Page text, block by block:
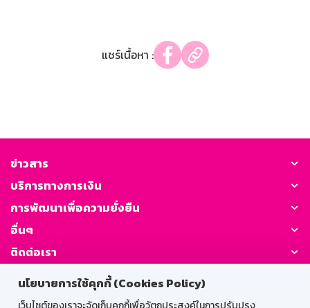
นโยบายการใช้คุกกี้ (Cookies Policy)
แชร์เนื้อหา :
ข่าวสาร
บริการทางการเงิน
การพัฒนาเพื่อความยั่งยืน
อื่นๆ
ติดต่อเรา
GSB Society: